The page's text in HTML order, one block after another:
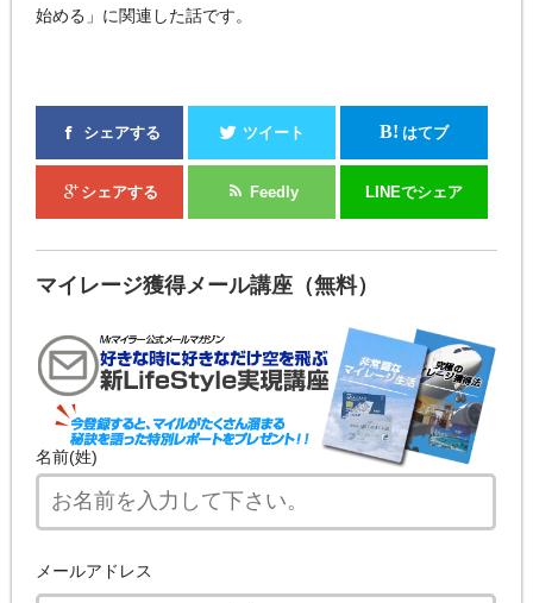
始める」に関連した話です。
シェアする ツイート B! はてブ
シェアする Feedly LINEでシェア
マイレージ獲得メール講座（無料）
名前(姓)
メールアドレス